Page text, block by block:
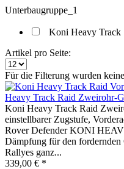
Unterbaugruppe_1
Koni Heavy Track
Artikel pro Seite:
Für die Filterung wurden
Heavy Track Raid Zweirohr-
Koni Heavy Track Raid
einstellbarer Zugstufe,
Rover Defender KONI
Dämpfung für den
Rallyes ganz...
339,00 € *